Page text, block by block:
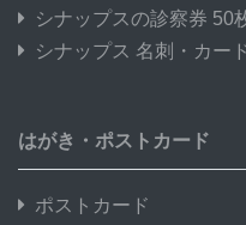
シナップスの診察券 50
シナップス 名刺・カー
はがき・ポストカード
ポストカード